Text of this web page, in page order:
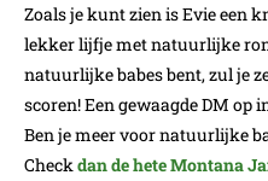
Zoals je kunt zien is Evie een
lekker lijfje met natuurlijke
natuurlijke babes bent, zul je
scoren! Een gewaagde DM op
Ben je meer voor natuurlijke
Check dan de hete Montana